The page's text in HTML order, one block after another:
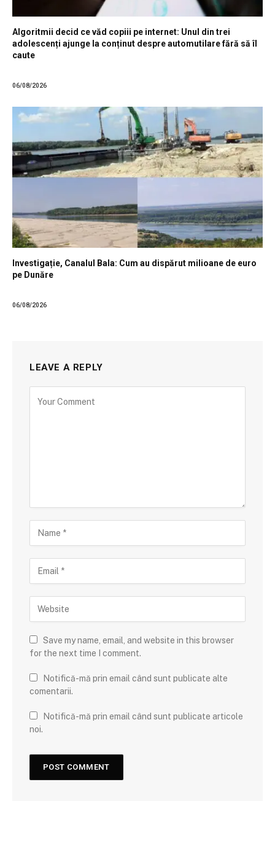
Algoritmii decid ce văd copiii pe internet: Unul din trei
adolescenți ajunge la conținut despre automutilare fără să îl
caute
06/08/2026
Investigație, Canalul Bala: Cum au dispărut milioane de euro
pe Dunăre
06/08/2026
LEAVE A REPLY
Save my name, email, and website in this browser
for the next time I comment.
Notifică-mă prin email când sunt publicate alte
comentarii.
Notifică-mă prin email când sunt publicate articole
noi.